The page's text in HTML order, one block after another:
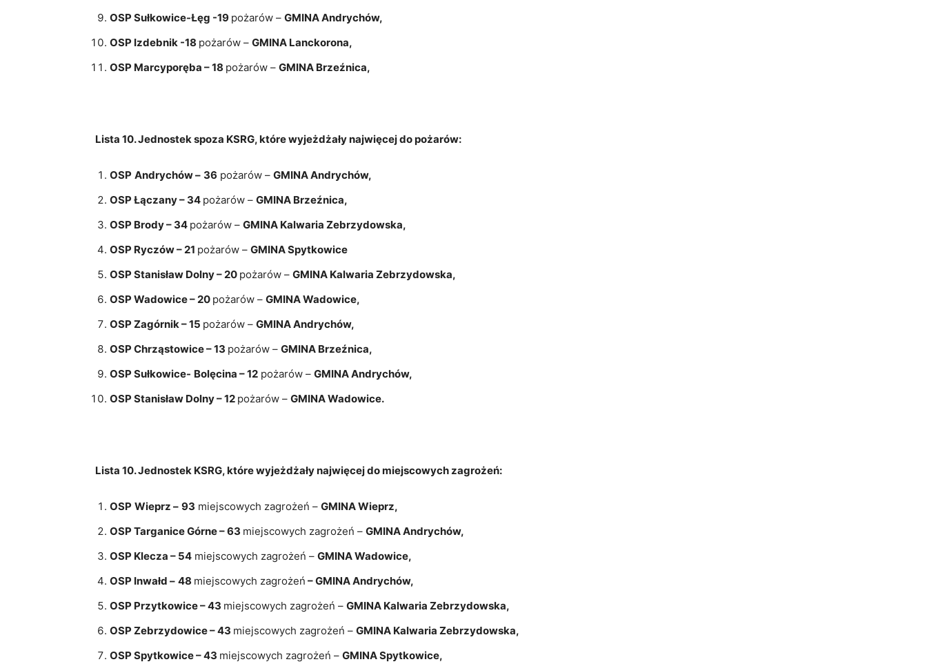
OSP Sułkowice-Łęg -19 pożarów – GMINA Andrychów,
OSP Izdebnik -18 pożarów – GMINA Lanckorona,
OSP Marcyporęba – 18 pożarów – GMINA Brzeźnica,
Lista 10. Jednostek spoza KSRG, które wyjeżdżały najwięcej do pożarów:
OSP Andrychów – 36 pożarów – GMINA Andrychów,
OSP Łączany – 34 pożarów – GMINA Brzeźnica,
OSP Brody – 34 pożarów – GMINA Kalwaria Zebrzydowska,
OSP Ryczów – 21 pożarów – GMINA Spytkowice
OSP Stanisław Dolny – 20 pożarów – GMINA Kalwaria Zebrzydowska,
OSP Wadowice – 20 pożarów – GMINA Wadowice,
OSP Zagórnik – 15 pożarów – GMINA Andrychów,
OSP Chrząstowice – 13 pożarów – GMINA Brzeźnica,
OSP Sułkowice- Bolęcina – 12 pożarów – GMINA Andrychów,
OSP Stanisław Dolny – 12 pożarów – GMINA Wadowice.
Lista 10. Jednostek KSRG, które wyjeżdżały najwięcej do miejscowych zagrożeń:
OSP Wieprz – 93 miejscowych zagrożeń – GMINA Wieprz,
OSP Targanice Górne – 63 miejscowych zagrożeń – GMINA Andrychów,
OSP Klecza – 54 miejscowych zagrożeń – GMINA Wadowice,
OSP Inwałd – 48 miejscowych zagrożeń – GMINA Andrychów,
OSP Przytkowice – 43 miejscowych zagrożeń – GMINA Kalwaria Zebrzydowska,
OSP Zebrzydowice – 43 miejscowych zagrożeń – GMINA Kalwaria Zebrzydowska,
OSP Spytkowice – 43 miejscowych zagrożeń – GMINA Spytkowice,